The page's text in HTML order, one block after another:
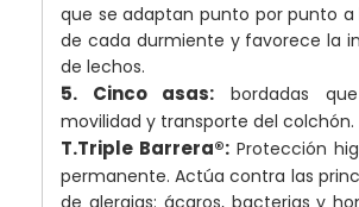
que se adaptan punto por punto
de cada durmiente y favorece la
de lechos.
5. Cinco asas: bordadas
movilidad y transporte del colchón.
T.Triple Barrera®: Protección
permanente. Actúa contra las
de alergias: ácaros, bacterias y